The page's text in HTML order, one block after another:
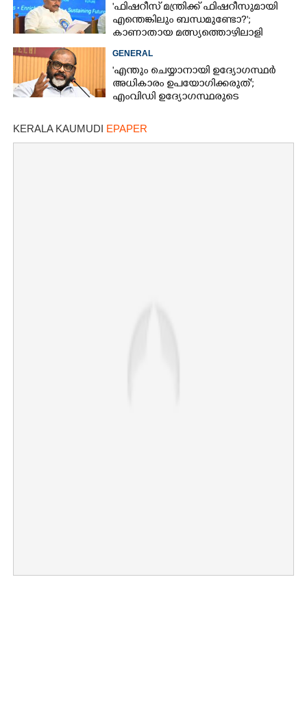
'ഫിഷറീസ് മന്ത്രിക്ക് ഫിഷറീസുമായി
എന്തെങ്കിലും ബന്ധമുണ്ടോ?';
കാണാതായ മത്സ്യത്തൊഴിലാളി
GENERAL
'എന്തും ചെയ്യാനായി ഉദ്യോഗസ്ഥർ
അധികാരം ഉപയോഗിക്കരുത്';
എംവിഡി ഉദ്യോഗസ്ഥരുടെ
KERALA KAUMUDI EPAPER